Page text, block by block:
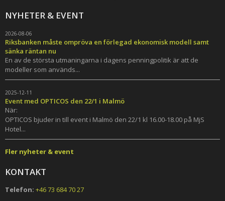
NYHETER & EVENT
2026-08-06
Riksbanken måste ompröva en förlegad ekonomisk modell samt
sänka räntan nu
En av de största utmaningarna i dagens penningpolitik är att de
modeller som används...
2025-12-11
Event med OPTICOS den 22/1 i Malmö
När:
OPTICOS bjuder in till event i Malmö den 22/1 kl 16.00-18.00 på MjS
Hotel...
Fler nyheter & event
KONTAKT
Telefon: +46 73 684 70 27